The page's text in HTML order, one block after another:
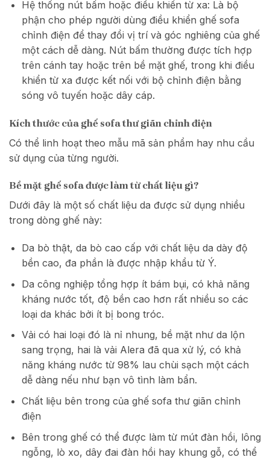
Hệ thống nút bấm hoặc điều khiển từ xa: Là bộ
phận cho phép người dùng điều khiển ghế sofa
chỉnh điện để thay đổi vị trí và góc nghiêng của ghế
một cách dễ dàng. Nút bấm thường được tích hợp
trên cánh tay hoặc trên bề mặt ghế, trong khi điều
khiển từ xa được kết nối với bộ chỉnh điện bằng
sóng vô tuyến hoặc dây cáp.
Kích thước của ghế sofa thư giãn chỉnh điện
Có thể linh hoạt theo mẫu mã sản phẩm hay nhu cầu
sử dụng của từng người.
Bề mặt ghế sofa được làm từ chất liệu gì?
Dưới đây là một số chất liệu da được sử dụng nhiều
trong dòng ghế này:
Da bò thật, da bò cao cấp với chất liệu da dày độ
bền cao, đa phần là được nhập khẩu từ Ý.
Da công nghiệp tổng hợp ít bám bụi, có khả năng
kháng nước tốt, độ bền cao hơn rất nhiều so các
loại da khác bởi ít bị bong tróc.
Vải có hai loại đó là nỉ nhung, bề mặt như da lộn
sang trọng, hai là vải Alera đã qua xử lý, có khả
năng kháng nước từ 98% lau chùi sạch một cách
dễ dàng nếu như bạn vô tình làm bẩn.
Chất liệu bên trong của ghế sofa thư giãn chỉnh
điện
Bên trong ghế có thể được làm từ mút đàn hồi, lông
ngỗng, lò xo, dây đai đàn hồi hay khung gỗ, có thể